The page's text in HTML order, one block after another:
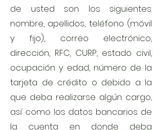
de usted son los siguientes:
nombre, apellidos, teléfono (móvil
y fijo), correo electrónico,
dirección, RFC, CURP, estado civil,
ocupación y edad, número de la
tarjeta de crédito o debido a la
que deba realizarse algún cargo,
así como los datos bancarios de
la cuenta en donde deba